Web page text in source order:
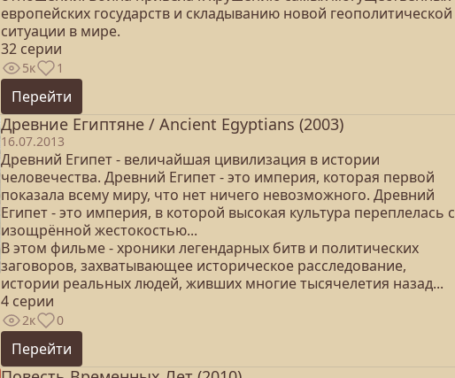
европейских государств и складыванию новой геополитической
ситуации в мире.
32 серии
5к 1
Перейти
Древние Египтяне / Ancient Egyptians (2003)
16.07.2013
Древний Египет - величайшая цивилизация в истории
человечества. Древний Египет - это империя, которая первой
показала всему миру, что нет ничего невозможного. Древний
Египет - это империя, в которой высокая культура переплелась с
изощрённой жестокостью...
В этом фильме - хроники легендарных битв и политических
заговоров, захватывающее историческое расследование,
истории реальных людей, живших многие тысячелетия назад...
4 серии
2к 0
Перейти